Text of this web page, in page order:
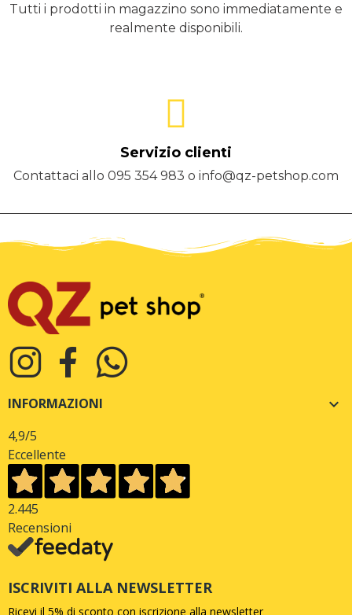
Tutti i prodotti in magazzino sono immediatamente e
realmente disponibili.
Servizio clienti
Contattaci allo 095 354 983 o info@qz-petshop.com
INFORMAZIONI 
4,9/5
Eccellente
2.445
Recensioni
ISCRIVITI ALLA NEWSLETTER
Ricevi il 5% di sconto con iscrizione alla newsletter